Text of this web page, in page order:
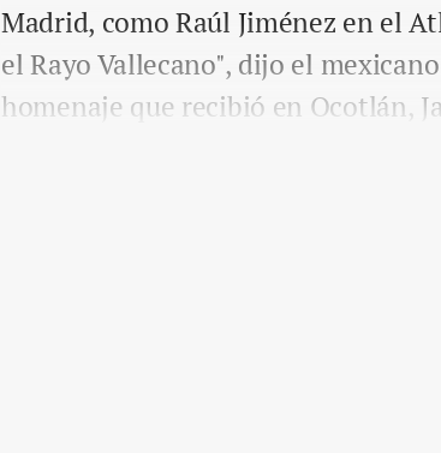
Madrid, como Raúl Jiménez en el
el Rayo Vallecano", dijo el
homenaje que recibió en Ocotlán,